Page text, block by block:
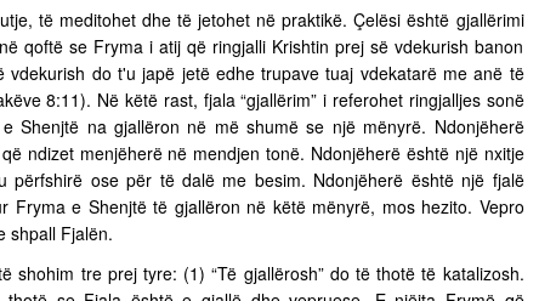
të meditohet dhe të jetohet në praktikë. Çelësi është gjallërimi
qoftë se Fryma i atij që ringjalli Krishtin prej së vdekurish banon
do t'u japë jetë edhe trupave tuaj vdekatarë me anë të
8:11). Në këtë rast, fjala “gjallërim” i referohet ringjalljes sonë
Shenjtë na gjallëron në më shumë se një mënyrë. Ndonjëherë
ndizet menjëherë në mendjen tonë. Ndonjëherë është një nxitje
përfshirë ose për të dalë me besim. Ndonjëherë është një fjalë
Fryma e Shenjtë të gjallëron në këtë mënyrë, mos hezito. Vepro
shpall Fjalën.
shohim tre prej tyre: (1) “Të gjallërosh” do të thotë të katalizosh.